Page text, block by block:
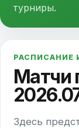
РАСПИСАНИЕ
Матчи
Здесь
турниры.